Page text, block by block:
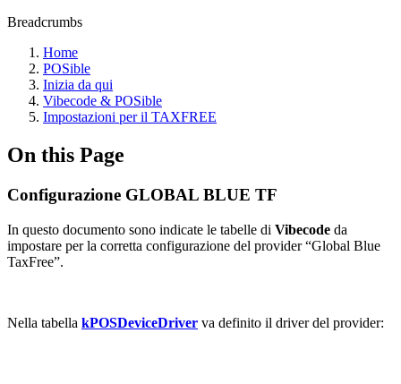
Breadcrumbs
Home
POSible
Inizia da qui
Vibecode & POSible
Impostazioni per il TAXFREE
On this Page
Configurazione GLOBAL BLUE TF
In questo documento sono indicate le tabelle di Vibecode da
impostare per la corretta configurazione del provider “Global Blue
TaxFree”.
Nella tabella kPOSDeviceDriver va definito il driver del provider: